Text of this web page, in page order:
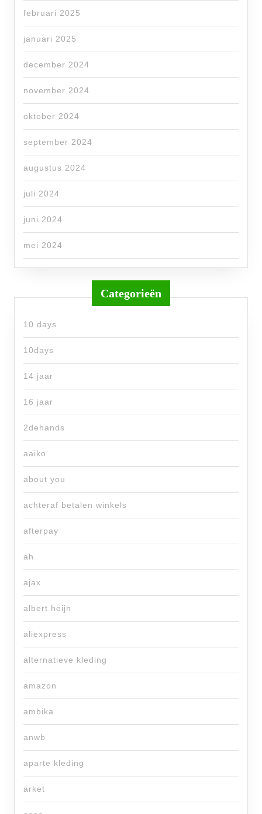
februari 2025
januari 2025
december 2024
november 2024
oktober 2024
september 2024
augustus 2024
juli 2024
juni 2024
mei 2024
Categorieën
10 days
10days
14 jaar
16 jaar
2dehands
aaiko
about you
achteraf betalen winkels
afterpay
ah
ajax
albert heijn
aliexpress
alternatieve kleding
amazon
ambika
anwb
aparte kleding
arket